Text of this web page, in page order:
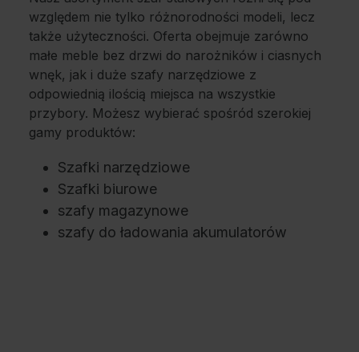
względem nie tylko różnorodności modeli, lecz
także użyteczności. Oferta obejmuje zarówno
małe meble bez drzwi do narożników i ciasnych
wnęk, jak i duże szafy narzędziowe z
odpowiednią ilością miejsca na wszystkie
przybory. Możesz wybierać spośród szerokiej
gamy produktów:
Szafki narzędziowe
Szafki biurowe
szafy magazynowe
szafy do ładowania akumulatorów